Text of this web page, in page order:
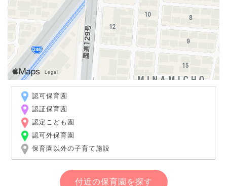
認可保育園
認証保育園
認定こども園
認可外保育園
保育園以外の子育て施設
付近の保育園を探す